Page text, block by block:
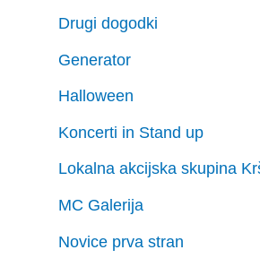
Drugi dogodki
Generator
Halloween
Koncerti in Stand up
Lokalna akcijska skupina
MC Galerija
Novice prva stran